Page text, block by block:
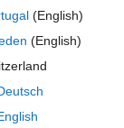
(English)
(English)